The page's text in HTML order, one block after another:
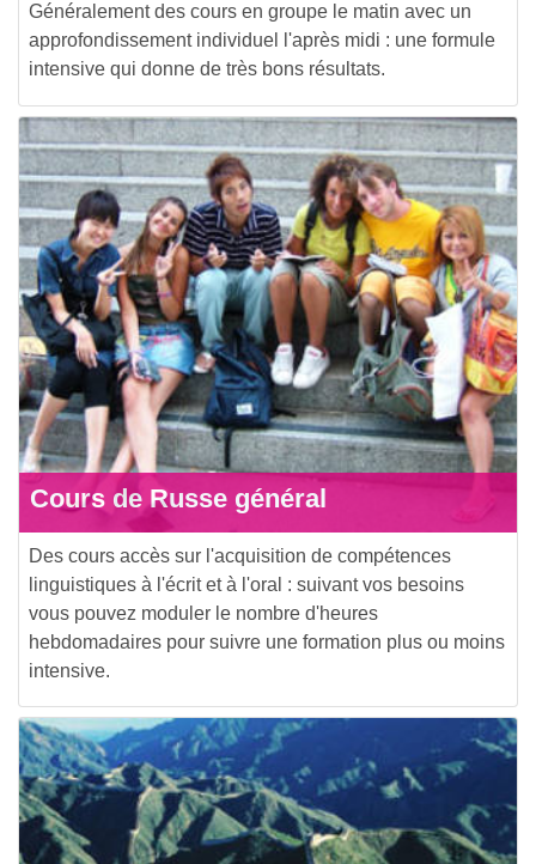
Généralement des cours en groupe le matin avec un
approfondissement individuel l'après midi : une formule
intensive qui donne de très bons résultats.
Cours de Russe général
Des cours accès sur l'acquisition de compétences
linguistiques à l'écrit et à l'oral : suivant vos besoins
vous pouvez moduler le nombre d'heures
hebdomadaires pour suivre une formation plus ou moins
intensive.